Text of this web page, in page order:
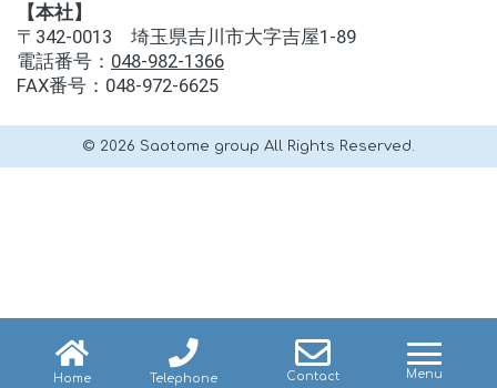
Home Telephone Contact Menu
【本社】
〒342-0013 埼玉県吉川市大字吉屋1-89
電話番号： 048-982-1366
FAX番号：048-972-6625
© 2026 Saotome group All Rights Reserved.